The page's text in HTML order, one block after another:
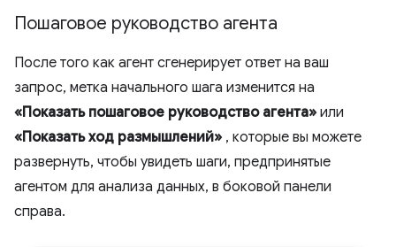
Пошаговое руководство агента
После того как агент сгенерирует ответ на ваш
запрос, метка начального шага изменится на
«Показать пошаговое руководство агента» или
«Показать ход размышлений» , которые вы можете
развернуть, чтобы увидеть шаги, предпринятые
агентом для анализа данных, в боковой панели
справа.